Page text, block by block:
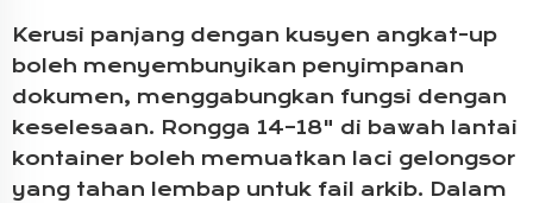
Kerusi panjang dengan kusyen angkat-up
boleh menyembunyikan penyimpanan
dokumen, menggabungkan fungsi dengan
keselesaan. Rongga 14–18" di bawah lantai
kontainer boleh memuatkan laci gelongsor
yang tahan lembap untuk fail arkib. Dalam